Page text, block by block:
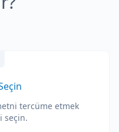
tercüme etmek
seçin.